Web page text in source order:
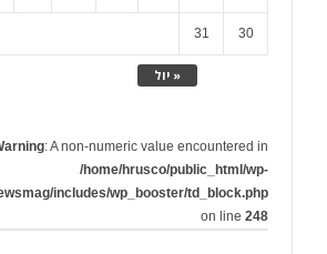
« יול
30
31
: A non-numeric value encountered in
/home/hrusco/public_html/wp-
includes/wp_booster/td_block.php
on line248